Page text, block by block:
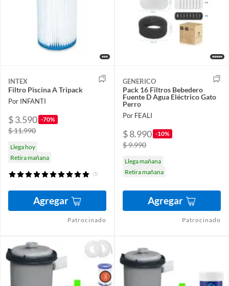
INTEX
Filtro Piscina A Tripack
Por INFANTI
$ 3.590 -70%
$ 11.990
Llega hoy
Retira mañana
(5)
Agregar
Patrocinado
GENERICO
Pack 16 Filtros Bebedero
Fuente D Agua Eléctrico Gato
Perro
Por FEALI
$ 8.990 -10%
$ 9.990
Llega mañana
Retira mañana
Agregar
Patrocinado